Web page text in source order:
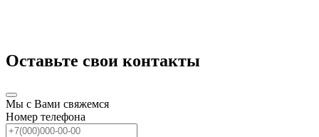
Оставьте свои контакты
Мы с Вами свяжемся
Номер телефона